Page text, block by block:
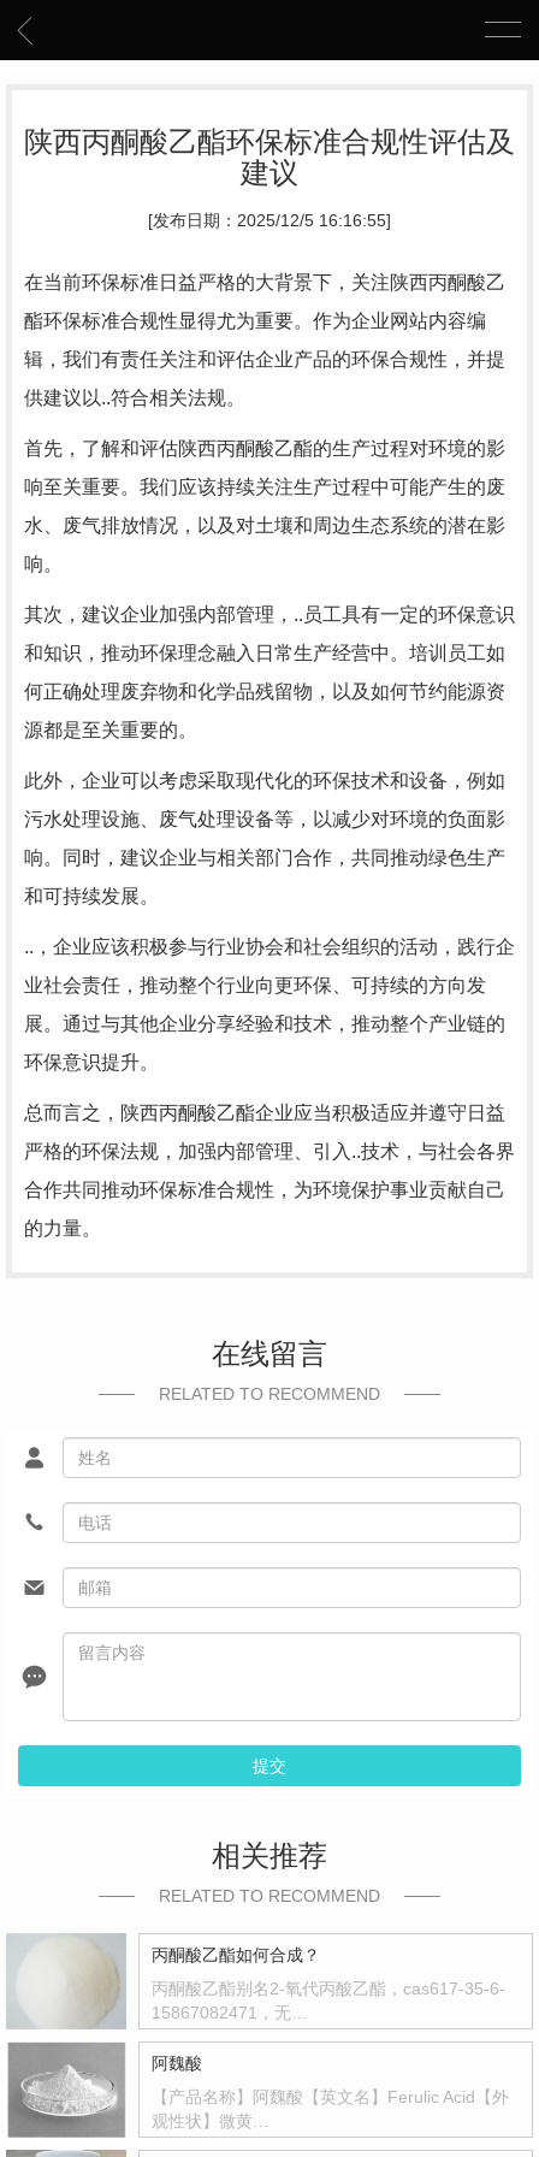
陕西丙酮酸乙酯环保标准合规性评估及
建议
[发布日期：2025/12/5 16:16:55]
在当前环保标准日益严格的大背景下，关注陕西丙酮酸乙
酯环保标准合规性显得尤为重要。作为企业网站内容编
辑，我们有责任关注和评估企业产品的环保合规性，并提
供建议以..符合相关法规。
首先，了解和评估陕西丙酮酸乙酯的生产过程对环境的影
响至关重要。我们应该持续关注生产过程中可能产生的废
水、废气排放情况，以及对土壤和周边生态系统的潜在影
响。
其次，建议企业加强内部管理，..员工具有一定的环保意识
和知识，推动环保理念融入日常生产经营中。培训员工如
何正确处理废弃物和化学品残留物，以及如何节约能源资
源都是至关重要的。
此外，企业可以考虑采取现代化的环保技术和设备，例如
污水处理设施、废气处理设备等，以减少对环境的负面影
响。同时，建议企业与相关部门合作，共同推动绿色生产
和可持续发展。
..，企业应该积极参与行业协会和社会组织的活动，践行企
业社会责任，推动整个行业向更环保、可持续的方向发
展。通过与其他企业分享经验和技术，推动整个产业链的
环保意识提升。
总而言之，陕西丙酮酸乙酯企业应当积极适应并遵守日益
严格的环保法规，加强内部管理、引入..技术，与社会各界
合作共同推动环保标准合规性，为环境保护事业贡献自己
的力量。
在线留言
RELATED TO RECOMMEND
提交
相关推荐
RELATED TO RECOMMEND
丙酮酸乙酯如何合成？
丙酮酸乙酯别名2-氧代丙酸乙酯，cas617-35-6-
15867082471，无…
阿魏酸
【产品名称】阿魏酸【英文名】Ferulic Acid【外
观性状】微黄…